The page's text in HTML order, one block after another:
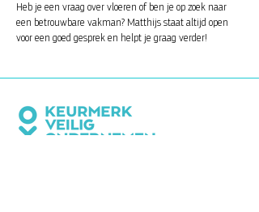
Heb je een vraag over vloeren of ben je op zoek naar
een betrouwbare vakman? Matthijs staat altijd open
voor een goed gesprek en helpt je graag verder!